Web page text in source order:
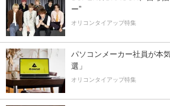
ー”
オリコンタイアップ特集
パソコンメーカー社員が本
選」
オリコンタイアップ特集